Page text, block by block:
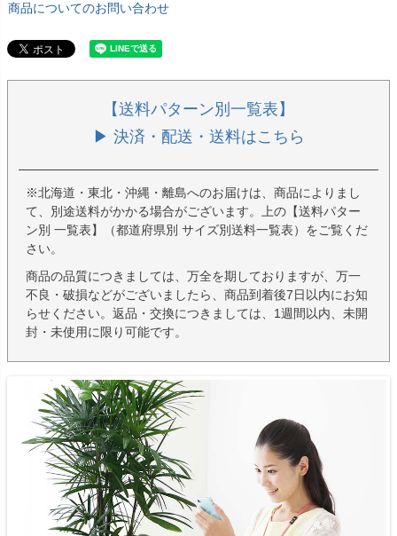
商品についてのお問い合わせ
【送料パターン別一覧表】
▶ 決済・配送・送料はこちら
※北海道・東北・沖縄・離島へのお届けは、商品によりまし
て、別途送料がかかる場合がございます。上の【送料パター
ン別 一覧表】（都道府県別 サイズ別送料一覧表）をご覧くだ
さい。
商品の品質につきましては、万全を期しておりますが、万一
不良・破損などがございましたら、商品到着後7日以内にお知
らせください。返品・交換につきましては、1週間以内、未開
封・未使用に限り可能です。